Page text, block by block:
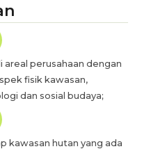
areal perusahaan dengan
fisik kawasan,
dan sosial budaya;
kawasan hutan yang ada